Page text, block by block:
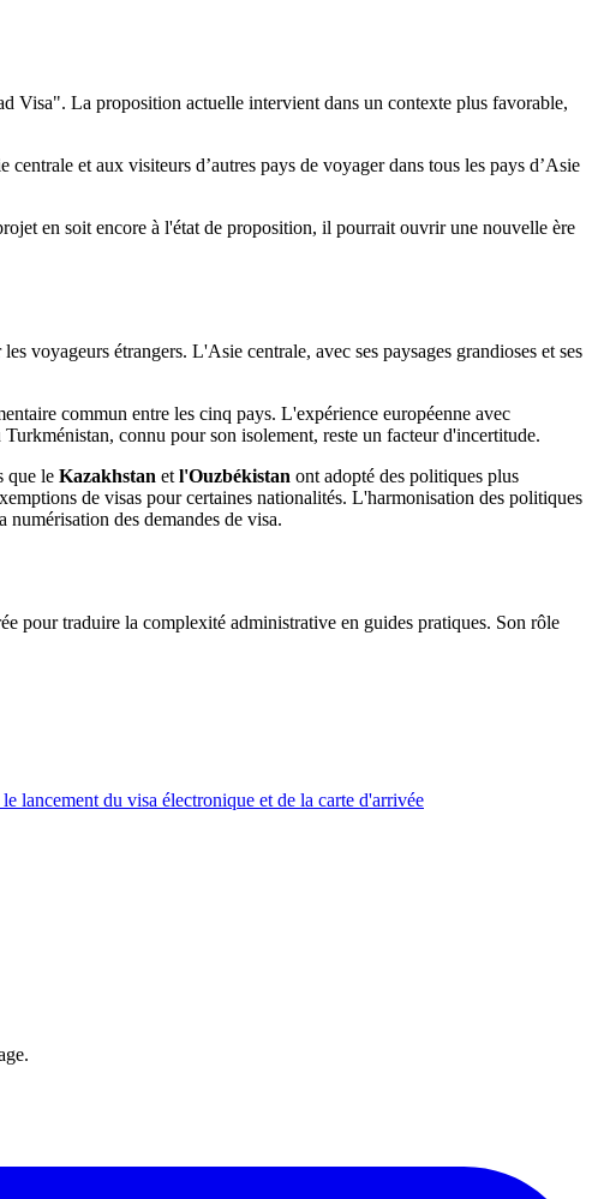
Visa". La proposition actuelle intervient dans un contexte plus favorable,
et aux visiteurs d’autres pays de voyager dans tous les pays d’Asie
en soit encore à l'état de proposition, il pourrait ouvrir une nouvelle ère
les voyageurs étrangers. L'Asie centrale, avec ses paysages grandioses et ses
commun entre les cinq pays. L'expérience européenne avec
connu pour son isolement, reste un facteur d'incertitude.
que le Kazakhstan et l'Ouzbékistan ont adopté des politiques plus
de visas pour certaines nationalités. L'harmonisation des politiques
des demandes de visa.
pour traduire la complexité administrative en guides pratiques. Son rôle
lancement du visa électronique et de la carte d'arrivée